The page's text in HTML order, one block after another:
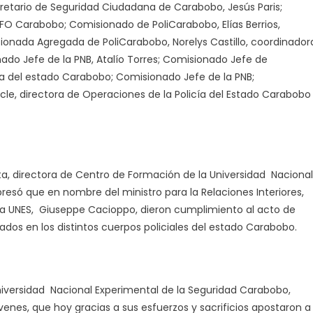
de Seguridad Ciudadana de Carabobo, Jesús Paris;
Carabobo; Comisionado de PoliCarabobo, Elías Berrios,
Agregada de PoliCarabobo, Norelys Castillo,
Jefe de la PNB, Atalío Torres; Comisionado Jefe de
del estado Carabobo; Comisionado Jefe de la PNB;
directora de Operaciones de la Policía del Estado
directora de Centro de Formación de la Universidad Nacional
que en nombre del ministro para la Relaciones Interiores,
UNES, Giuseppe Cacioppo, dieron cumplimiento al acto de
en los distintos cuerpos policiales del estado Carabobo.
Nacional Experimental de la Seguridad Carabobo,
que hoy gracias a sus esfuerzos y sacrificios apostaron a